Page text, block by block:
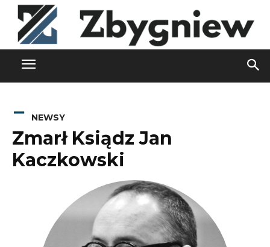
NEWSY
Zmarł Ksiądz Jan
Kaczkowski